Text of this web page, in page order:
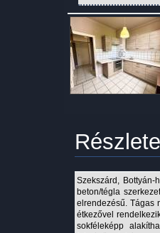
Szekszárd,
beton/tégla
elrendezésű. Tágas
étkezővel
sokféleképp